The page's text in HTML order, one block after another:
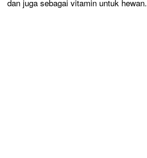
dan juga sebagai vitamin untuk hewan.